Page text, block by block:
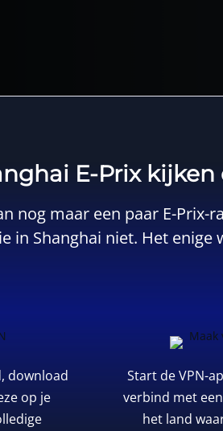
E-Prix
nog maar een paar E-
in Shanghai niet. Het
, download
op je
Start de VPN-
verbind met
het land